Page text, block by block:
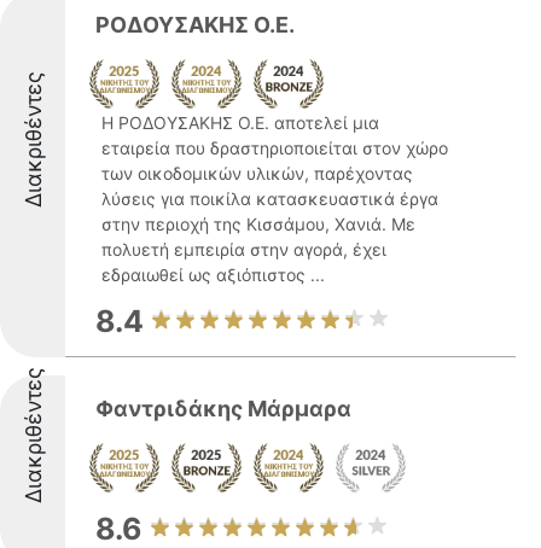
Διακριθέντες
ΡΟΔΟΥΣΑΚΗΣ Ο.Ε.
Η ΡΟΔΟΥΣΑΚΗΣ Ο.Ε. αποτελεί μια
εταιρεία που δραστηριοποιείται στον χώρο
των οικοδομικών υλικών, παρέχοντας
λύσεις για ποικίλα κατασκευαστικά έργα
στην περιοχή της Κισσάμου, Χανιά. Με
πολυετή εμπειρία στην αγορά, έχει
εδραιωθεί ως αξιόπιστος ...
8.4
Διακριθέντες Φαντριδάκης Μάρμαρα
8.6